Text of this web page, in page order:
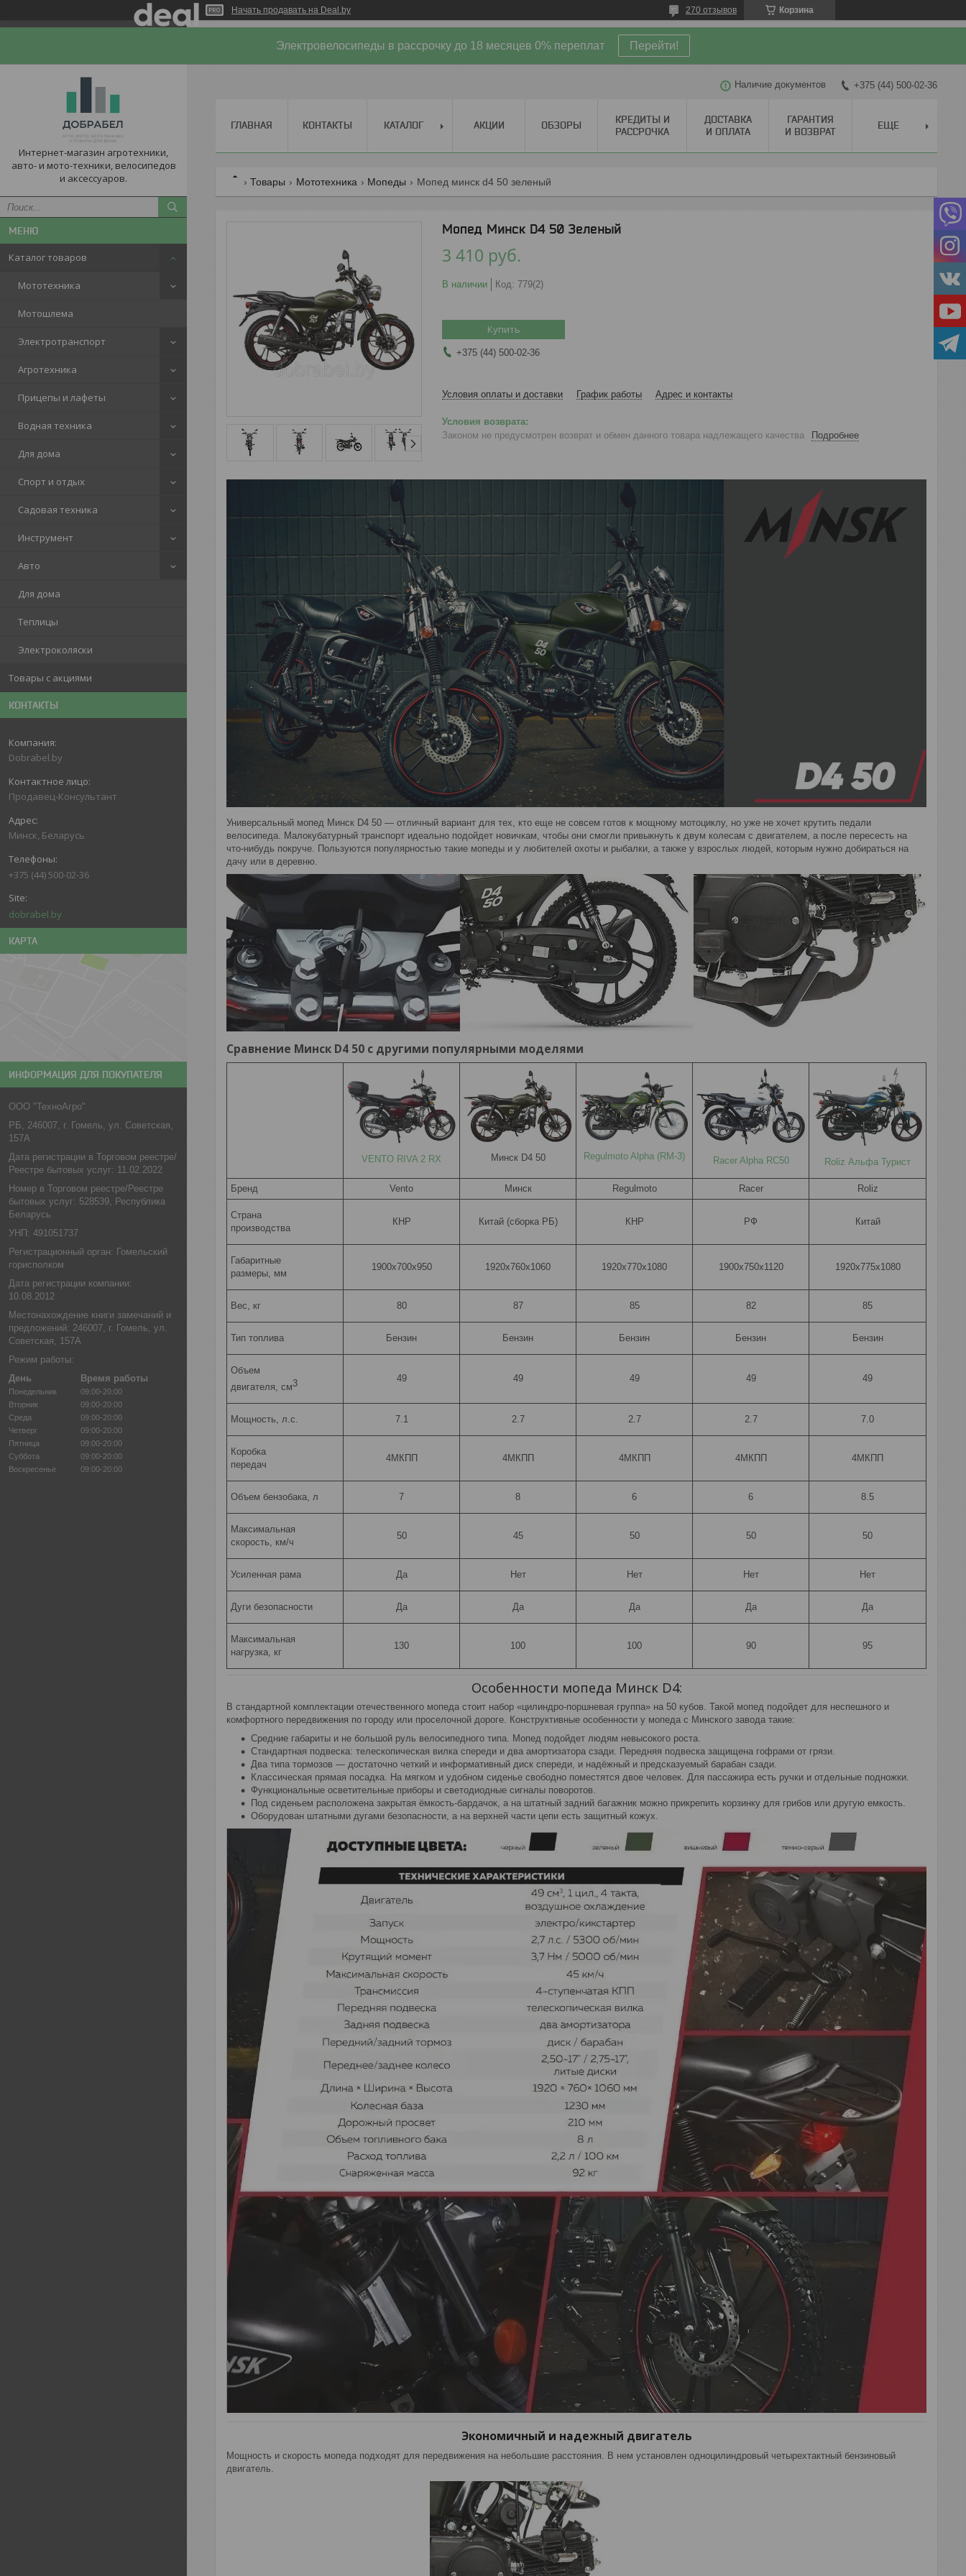
Начать продавать на Deal.by Корзина
270 отзывов
Электровелосипеды в рассрочку до 18 месяцев 0% переплат Перейти!
Интернет-магазин агротехники,
авто- и мото-техники, велосипедов
и аксессуаров.
Каталог товаров
Мототехника
Мотошлема
Электротранспорт
Агротехника
Прицепы и лафеты
Водная техника
Для дома
Спорт и отдых
Садовая техника
Инструмент
Авто
Для дома
Теплицы
Электроколяски
Товары с акциями
КОНТАКТЫ
Dobrabel.by
Продавец-Консультант
Минск, Беларусь
+375 (44) 500-02-36
dobrabel.by
КАРТА
ИНФОРМАЦИЯ ДЛЯ ПОКУПАТЕЛЯ
ООО "ТехноАгро"
РБ, 246007, г. Гомель, ул. Советская,
157А
Дата регистрации в Торговом реестре/
Реестре бытовых услуг: 11.02.2022
Номер в Торговом реестре/Реестре
бытовых услуг: 528539, Республика
Беларусь
УНП: 491051737
Регистрационный орган: Гомельский
горисполком
Дата регистрации компании:
10.08.2012
Местонахождение книги замечаний и
предложений: 246007, г. Гомель, ул.
Советская, 157А
Режим работы:
День
Время работы
Понедельник
09:00-20:00
Вторник
09:00-20:00
Среда
09:00-20:00
Четверг
09:00-20:00
Пятница
09:00-20:00
Суббота
09:00-20:00
Воскресенье
09:00-20:00
Наличие документов +375 (44) 500-02-36
ГЛАВНАЯ КОНТАКТЫ КАТАЛОГ АКЦИИ ОБЗОРЫ
КРЕДИТЫ И
РАССРОЧКА
ДОСТАВКА
И ОПЛАТА
ГАРАНТИЯ
И ВОЗВРАТ
ЕЩЕ
Товары Мототехника Мопеды Мопед минск d4 50 зеленый
Мопед Минск D4 50 Зеленый
3 410 руб.
В наличии Код: 779(2)
Купить
+375 (44) 500-02-36
Условия оплаты и доставки График работы Адрес и контакты
Законом не предусмотрен возврат и обмен данного товара надлежащего качества Подробнее
Универсальный мопед Минск D4 50 — отличный вариант для тех, кто еще не совсем готов к мощному мотоциклу, но уже не хочет крутить педали
велосипеда. Малокубатурный транспорт идеально подойдет новичкам, чтобы они смогли привыкнуть к двум колесам с двигателем, а после пересесть на
что-нибудь покруче. Пользуются популярностью такие мопеды и у любителей охоты и рыбалки, а также у взрослых людей, которым нужно добираться на
дачу или в деревню.
Сравнение Минск D4 50 с другими популярными моделями
VENTO RIVA 2 RX Минск D4 50 Regulmoto Alpha (RM-3) Racer Alpha RC50 Roliz Альфа Турист
Бренд Vento Минск Regulmoto Racer Roliz
Страна
производства
КНР Китай (сборка РБ) КНР РФ Китай
Габаритные
размеры, мм
1900х700х950 1920x760x1060 1920х770х1080 1900х750х1120 1920x775x1080
Вес, кг 80 87 85 82 85
Тип топлива Бензин Бензин Бензин Бензин Бензин
Объем
двигателя, см3 49 49 49 49 49
Мощность, л.с. 7.1 2.7 2.7 2.7 7.0
Коробка
передач
4МКПП 4МКПП 4МКПП 4МКПП 4МКПП
Объем бензобака, л 7 8 6 6 8.5
Максимальная
скорость, км/ч
50 45 50 50 50
Усиленная рама Да Нет Нет Нет Нет
Дуги безопасности Да Да Да Да Да
Максимальная
нагрузка, кг
130 100 100 90 95
Особенности мопеда Минск D4:
В стандартной комплектации отечественного мопеда стоит набор «цилиндро-поршневая группа» на 50 кубов. Такой мопед подойдет для неспешного и
комфортного передвижения по городу или проселочной дороге. Конструктивные особенности у мопеда с Минского завода такие:
Средние габариты и не большой руль велосипедного типа. Мопед подойдет людям невысокого роста.
Стандартная подвеска: телескопическая вилка спереди и два амортизатора сзади. Передняя подвеска защищена гофрами от грязи.
Два типа тормозов — достаточно четкий и информативный диск спереди, и надёжный и предсказуемый барабан сзади.
Классическая прямая посадка. На мягком и удобном сиденье свободно поместятся двое человек. Для пассажира есть ручки и отдельные подножки.
Функциональные осветительные приборы и светодиодные сигналы поворотов.
Под сиденьем расположена закрытая ёмкость-бардачок, а на штатный задний багажник можно прикрепить корзинку для грибов или другую емкость.
Оборудован штатными дугами безопасности, а на верхней части цепи есть защитный кожух.
Экономичный и надежный двигатель
Мощность и скорость мопеда подходят для передвижения на небольшие расстояния. В нем установлен одноцилиндровый четырехтактный бензиновый
двигатель.